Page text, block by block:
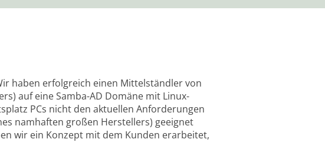
haben erfolgreich einen Mittelständler von
auf eine Samba-AD Domäne mit Linux-
PCs nicht den aktuellen Anforderungen
namhaften großen Herstellers) geeignet
wir ein Konzept mit dem Kunden erarbeitet,